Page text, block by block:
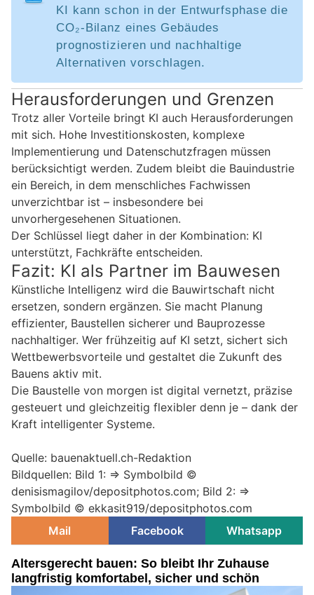
KI kann schon in der Entwurfsphase die
CO₂-Bilanz eines Gebäudes
prognostizieren und nachhaltige
Alternativen vorschlagen.
Herausforderungen und Grenzen
Trotz aller Vorteile bringt KI auch Herausforderungen
mit sich. Hohe Investitionskosten, komplexe
Implementierung und Datenschutzfragen müssen
berücksichtigt werden. Zudem bleibt die Bauindustrie
ein Bereich, in dem menschliches Fachwissen
unverzichtbar ist – insbesondere bei
unvorhergesehenen Situationen.
Der Schlüssel liegt daher in der Kombination: KI
unterstützt, Fachkräfte entscheiden.
Fazit: KI als Partner im Bauwesen
Künstliche Intelligenz wird die Bauwirtschaft nicht
ersetzen, sondern ergänzen. Sie macht Planung
effizienter, Baustellen sicherer und Bauprozesse
nachhaltiger. Wer frühzeitig auf KI setzt, sichert sich
Wettbewerbsvorteile und gestaltet die Zukunft des
Bauens aktiv mit.
Die Baustelle von morgen ist digital vernetzt, präzise
gesteuert und gleichzeitig flexibler denn je – dank der
Kraft intelligenter Systeme.
Quelle: bauenaktuell.ch-Redaktion
Bildquellen: Bild 1: => Symbolbild ©
denisismagilov/depositphotos.com; Bild 2: =>
Symbolbild © ekkasit919/depositphotos.com
Mail
Facebook Whatsapp
Altersgerecht bauen: So bleibt Ihr Zuhause
langfristig komfortabel, sicher und schön